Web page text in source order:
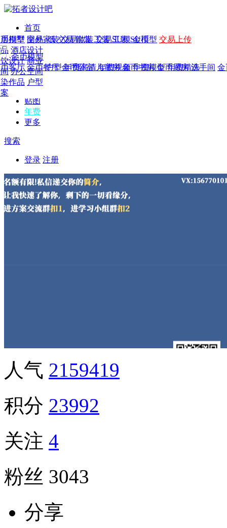
首页
发现
年费 作品 图纸 交易 软装 工装 SU模 金币
年费版块
费图纸 年费户型 年费高清 年费视频 年费模型 年费精选
作品
别墅 国外
酒店设计
设计 商业
办公空间
作品 户型
模型
模型 交易家装 交易软装 交易工装 SU模型 交易上传
金币模型
客厅 金币餐厅 金币卧室 儿童房 金币书房 金币厨房 洗手间 金
CAD
概念
贴图
年费
更多
搜索
登录 注册
人气 2159419
积分 23992
关注 4
粉丝 3043
分享